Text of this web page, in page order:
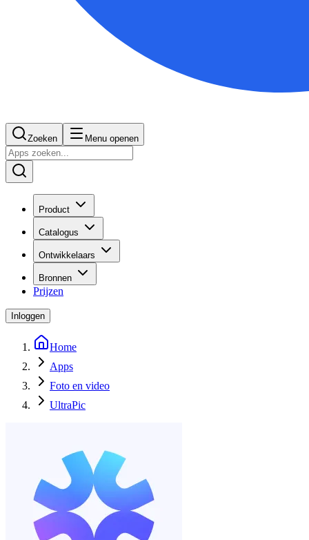
Zoeken Menu openen
Product
Catalogus
Ontwikkelaars
Bronnen
Prijzen
Inloggen
Home
Apps
Foto en video
UltraPic